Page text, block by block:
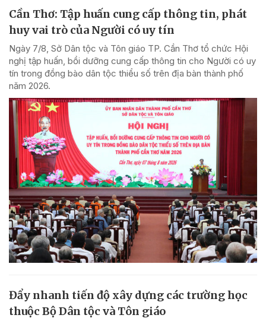
Cần Thơ: Tập huấn cung cấp thông tin, phát
huy vai trò của Người có uy tín
Ngày 7/8, Sở Dân tộc và Tôn giáo TP. Cần Thơ tổ chức Hội
nghị tập huấn, bồi dưỡng cung cấp thông tin cho Người có uy
tín trong đồng bào dân tộc thiểu số trên địa bàn thành phố
năm 2026.
Đẩy nhanh tiến độ xây dựng các trường học
thuộc Bộ Dân tộc và Tôn giáo